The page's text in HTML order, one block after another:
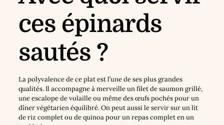
ces épinards
sautés ?
La polyvalence de ce plat est l’une de ses plus grandes
qualités. Il accompagne à merveille un filet de saumon grillé,
une escalope de volaille ou même des œufs pochés pour un
dîner végétarien équilibré. On peut aussi le servir sur un lit
de riz complet ou de quinoa pour un repas complet en un